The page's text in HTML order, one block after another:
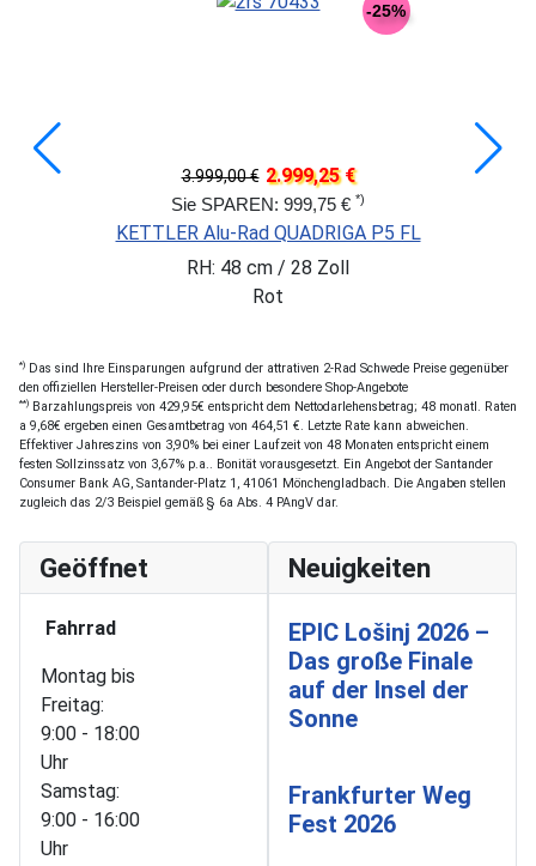
-25%
3.999,00 € 2.999,25 €
Sie SPAREN: 999,75 € *)
KETTLER Alu-Rad QUADRIGA P5 FL
RH: 48 cm / 28 Zoll
Rot
*) Das sind Ihre Einsparungen aufgrund der attrativen 2-Rad Schwede Preise gegenüber
den offiziellen Hersteller-Preisen oder durch besondere Shop-Angebote
**) Barzahlungspreis von 429,95€ entspricht dem Nettodarlehensbetrag; 48 monatl. Raten
a 9,68€ ergeben einen Gesamtbetrag von 464,51 €. Letzte Rate kann abweichen.
Effektiver Jahreszins von 3,90% bei einer Laufzeit von 48 Monaten entspricht einem
festen Sollzinssatz von 3,67% p.a.. Bonität vorausgesetzt. Ein Angebot der Santander
Consumer Bank AG, Santander-Platz 1, 41061 Mönchengladbach. Die Angaben stellen
zugleich das 2/3 Beispiel gemäß § 6a Abs. 4 PAngV dar.
Geöffnet
Fahrrad
Montag bis
Freitag:
9:00 - 18:00
Uhr
Samstag:
9:00 - 16:00
Uhr
Neuigkeiten
EPIC Lošinj 2026 –
Das große Finale
auf der Insel der
Sonne
Frankfurter Weg
Fest 2026